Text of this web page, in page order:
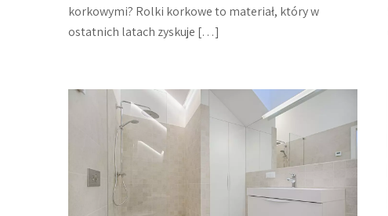
korkowymi? Rolki korkowe to materiał, który w
ostatnich latach zyskuje […]